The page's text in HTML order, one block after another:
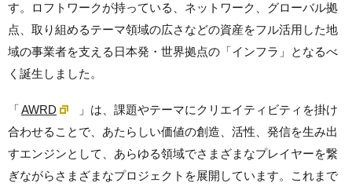
す。ロフトワークが持っている、ネットワーク、グローバル拠
点、取り組めるテーマ領域の広さなどの資産をフル活用した地
域の事業者を支える日本発・世界拠点の「インフラ」となるべ
く誕生しました。
「AWRD
」は、課題やテーマにクリエイティビティを掛け
合わせることで、あたらしい価値の創造、活性、発信を生み出
すエンジンとして、あらゆる領域でさまざまなプレイヤーを繋
ぎながらさまざまなプロジェクトを展開しています。これまで